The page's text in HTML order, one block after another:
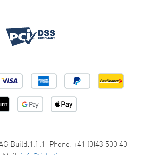
Build:1.1.1 Phone: +41 (0)43 500 40